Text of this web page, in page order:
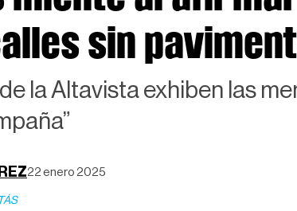
sin
la Altavista exhiben las
22 enero 2025